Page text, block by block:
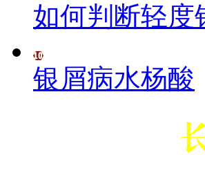
如何判断轻度
银屑病水杨酸